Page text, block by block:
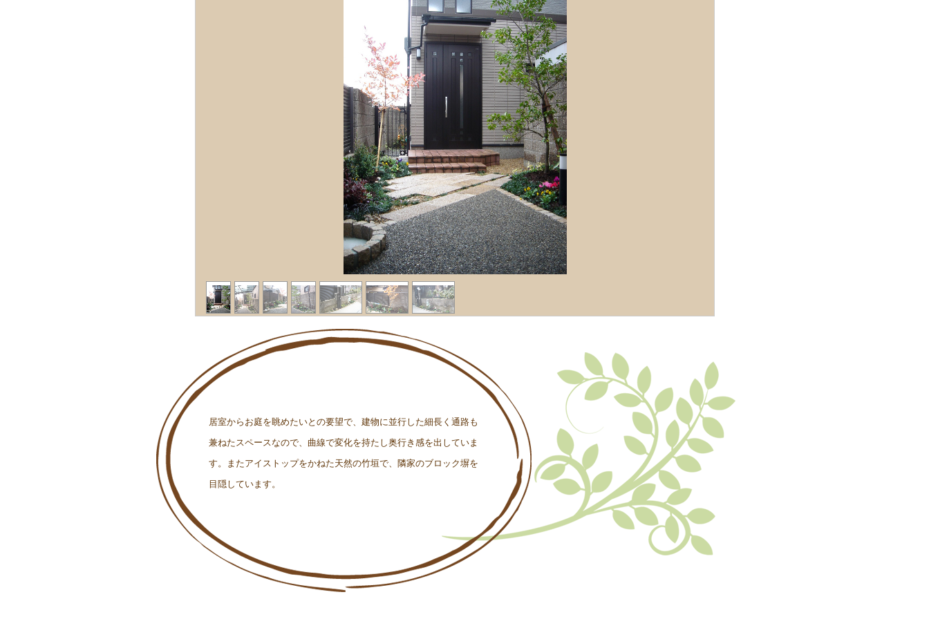
居室からお庭を眺めたいとの要望で、建物に並行した細長く通路も
兼ねたスペースなので、曲線で変化を持たし奥行き感を出していま
す。またアイストップをかねた天然の竹垣で、隣家のブロック塀を
目隠しています。